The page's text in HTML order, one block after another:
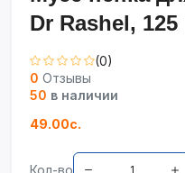
Dr Rashel, 125
(0)
0 Отзывы
50 в наличии
49.00с.